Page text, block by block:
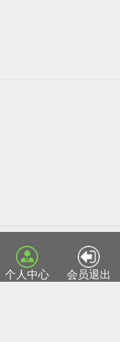
TOP
个人中心 会员退出